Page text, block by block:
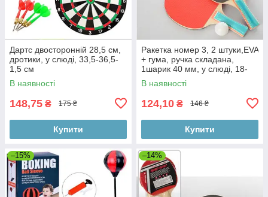
Дартс двосторонній 28,5 см,
дротики, у слюді, 33,5-36,5-
1,5 см
В наявності
148,75 ₴ 175 ₴
Купити
Ракетка номер 3, 2 штуки,EVA
+ гума, ручка складана,
1шарик 40 мм, у слюді, 18-
29-4 см
В наявності
124,10 ₴ 146 ₴
Купити
–15% –14%